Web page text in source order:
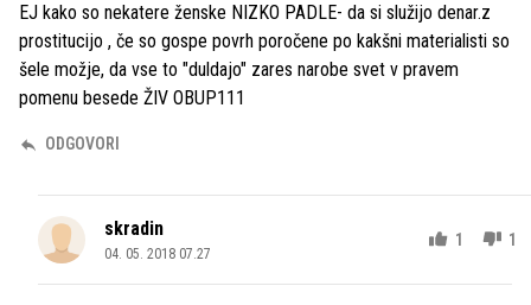
EJ kako so nekatere ženske NIZKO PADLE- da si služijo denar.z
prostitucijo , če so gospe povrh poročene po kakšni materialisti so
šele možje, da vse to "duldajo" zares narobe svet v pravem
pomenu besede ŽIV OBUP111
ODGOVORI
skradin
04. 05. 2018 07.27
1 1